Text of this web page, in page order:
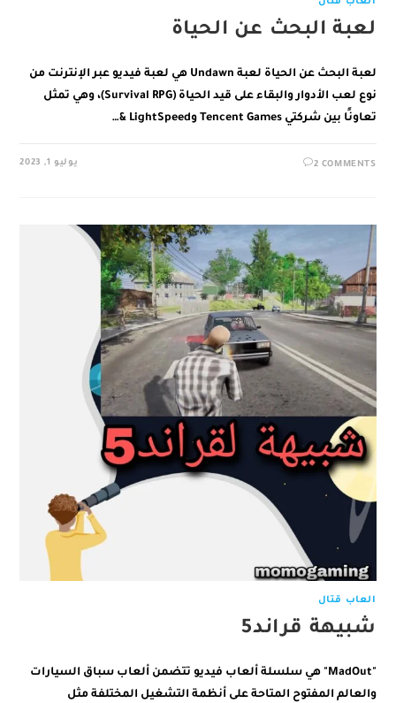
لعبة البحث عن الحياة
لعبة البحث عن الحياة لعبة Undawn هي لعبة فيديو عبر الإنترنت من
نوع لعب الأدوار والبقاء على قيد الحياة (Survival RPG)، وهي تمثل
تعاونًا بين شركتي Tencent Games وLightSpeed &…
2 COMMENTS يوليو 1, 2023
العاب قتال
شبيهة قراند5
"MadOut" هي سلسلة ألعاب فيديو تتضمن ألعاب سباق السيارات
والعالم المفتوح المتاحة على أنظمة التشغيل المختلفة مثل